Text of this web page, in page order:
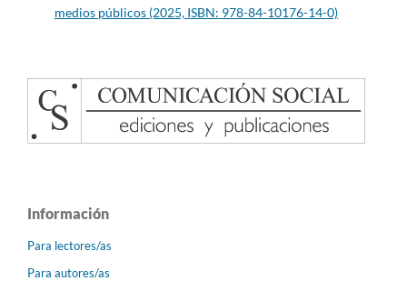
medios públicos (2025, ISBN: 978-84-10176-14-0)
Información
Para lectores/as
Para autores/as